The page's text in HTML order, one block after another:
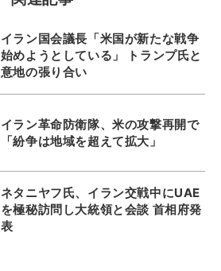
イラン国会議長「米国が新たな戦争
始めようとしている」 トランプ氏と
意地の張り合い
イラン革命防衛隊、米の攻撃再開で
「紛争は地域を超えて拡大」
ネタニヤフ氏、イラン交戦中にUAE
を極秘訪問し大統領と会談 首相府発
表